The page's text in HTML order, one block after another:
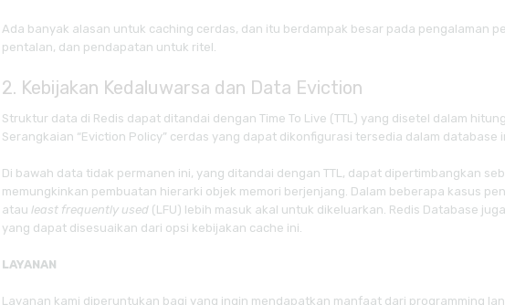
Ada banyak alasan untuk caching cerdas, dan itu berdampak besar pada pengalaman
pentalan, dan pendapatan untuk ritel.
2. Kebijakan Kedaluwarsa dan Data Eviction
Struktur data di Redis dapat ditandai dengan Time To Live (TTL) yang disetel dalam
Serangkaian “Eviction Policy” cerdas yang dapat dikonfigurasi tersedia dalam database
Di bawah data tidak permanen ini, yang ditandai dengan TTL, dapat dipertimbangkan
memungkinkan pembuatan hierarki objek memori berjenjang. Dalam beberapa kasus
atau least frequently used (LFU) lebih masuk akal untuk dikeluarkan. Redis Database
yang dapat disesuaikan dari opsi kebijakan cache ini.
LAYANAN
Layanan kami diperuntukan bagi yang ingin mendapatkan manfaat dari programming